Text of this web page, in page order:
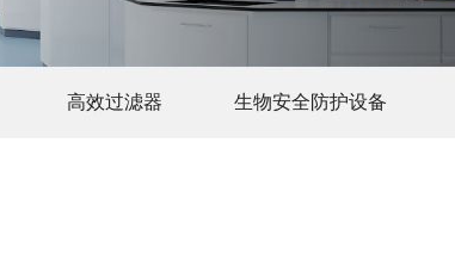
高效过滤器 生物安全防护设备